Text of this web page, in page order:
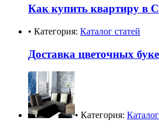
Как купить квартиру в
• Категория: Каталог статей
Доставка цветочных
• Категория: